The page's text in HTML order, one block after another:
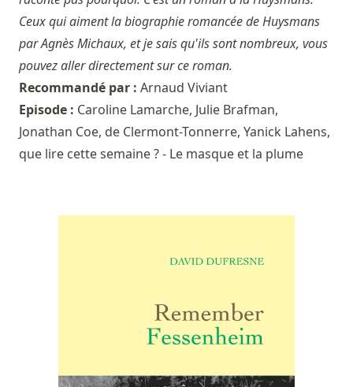
Ceux qui aiment la biographie romancée de Huysmans
par Agnès Michaux, et je sais qu'ils sont nombreux, vous
pouvez aller directement sur ce roman.
Recommandé par : Arnaud Viviant
Episode : Caroline Lamarche, Julie Brafman,
Jonathan Coe, de Clermont-Tonnerre, Yanick Lahens,
que lire cette semaine ? - Le masque et la plume